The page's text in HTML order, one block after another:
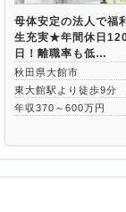
母体安定の法人で福
生充実★年間休日
日！離職率も低…
秋田県大館市
東大館駅より徒歩9分
年収370～600万円